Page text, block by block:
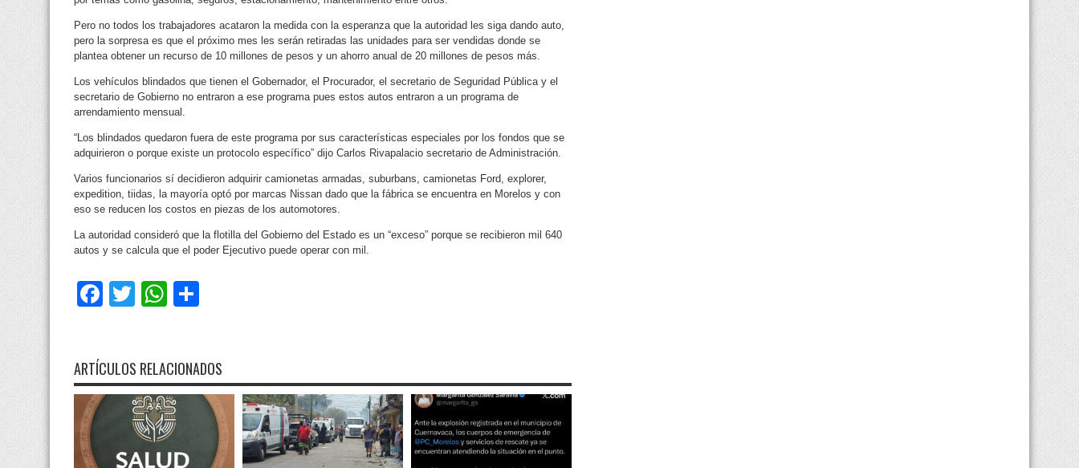
Pero no todos los trabajadores acataron la medida con la esperanza que la autoridad les siga dando auto,
pero la sorpresa es que el próximo mes les serán retiradas las unidades para ser vendidas donde se
plantea obtener un recurso de 10 millones de pesos y un ahorro anual de 20 millones de pesos más.
Los vehículos blindados que tienen el Gobernador, el Procurador, el secretario de Seguridad Pública y el
secretario de Gobierno no entraron a ese programa pues estos autos entraron a un programa de
arrendamiento mensual.
“Los blindados quedaron fuera de este programa por sus características especiales por los fondos que se
adquirieron o porque existe un protocolo específico” dijo Carlos Rivapalacio secretario de Administración.
Varios funcionarios sí decidieron adquirir camionetas armadas, suburbans, camionetas Ford, explorer,
expedition, tiidas, la mayoría optó por marcas Nissan dado que la fábrica se encuentra en Morelos y con
eso se reducen los costos en piezas de los automotores.
La autoridad consideró que la flotilla del Gobierno del Estado es un “exceso” porque se recibieron mil 640
autos y se calcula que el poder Ejecutivo puede operar con mil.
Facebook
TwitterWhatsApp
ARTÍCULOS RELACIONADOS